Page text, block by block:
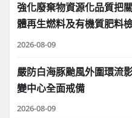
強化廢棄物資源化品質把
體再生燃料及有機質肥料
2026-08-09
嚴防白海豚颱風外圍環流
變中心全面戒備
2026-08-09